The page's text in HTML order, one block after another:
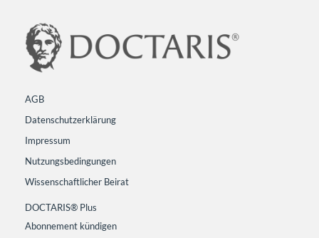
AGB
Datenschutzerklärung
Impressum
Nutzungsbedingungen
Wissenschaftlicher Beirat
DOCTARIS® Plus
Abonnement kündigen